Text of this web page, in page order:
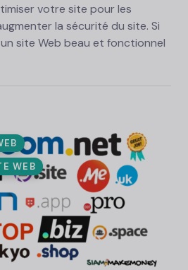
votre site pour les
la sécurité du site. Si
site Web beau et fonctionnel
WEB